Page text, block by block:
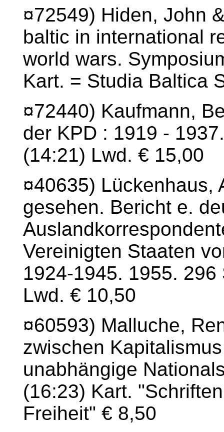
¤72549) Hiden, John
baltic in international
world wars.
Kart. = Studia Baltica
¤72440) Kaufmann,
der KPD : 1919 -
(14:21) Lwd. € 15,00
¤40635) Lückenhaus,
gesehen. Bericht e.
Vereinigten Staaten
1924-1945. 1955.
Lwd. € 10,50
¤60593) Malluche,
zwischen
unabhängige
(16:23) Kart.
Freiheit" € 8,50